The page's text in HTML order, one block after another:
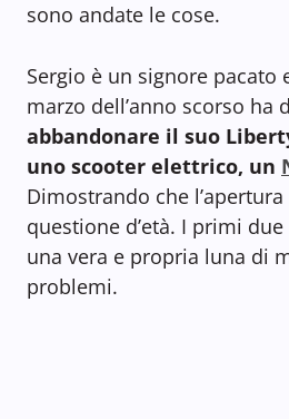
sono andate le cose.
Sergio è un signore pacato
marzo dell’anno scorso ha
abbandonare il suo
uno scooter elettrico, un
Dimostrando che
questione d’età. I primi
una vera e propria luna di
problemi.